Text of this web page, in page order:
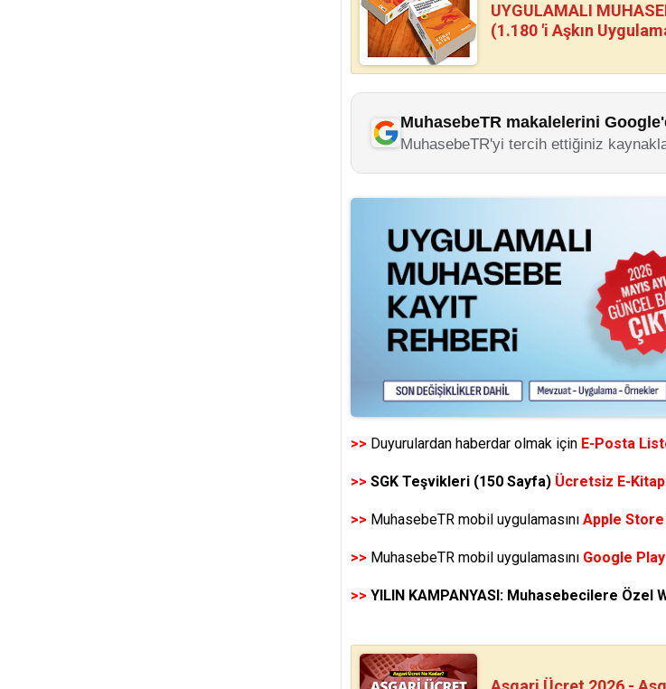
UYGULAMALI
(1.180 'i Aşkın
MuhasebeTR makalelerini
MuhasebeTR'yi tercih ettiğiniz
>> Duyurulardan haberdar olmak için E-Posta
>> SGK Teşvikleri (150 Sayfa) Ücretsiz E-
>> MuhasebeTR mobil uygulamasını Apple Store
>> MuhasebeTR mobil uygulamasını Google Play
>> YILIN KAMPANYASI: Muhasebecilere Özel